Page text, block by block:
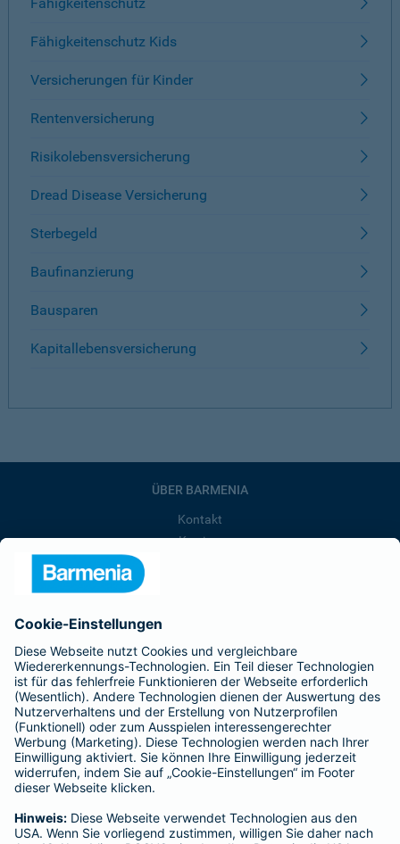
Fähigkeitenschutz Kids
Versicherungen für Kinder
Rentenversicherung
Risikolebensversicherung
Dread Disease Versicherung
Sterbegeld
Baufinanzierung
Bausparen
Kapitallebensversicherung
ÜBER BARMENIA
Kontakt
Karriere
Affiliate-Partner werden
Barmenia ist Teil der BarmeniaGothaer
BELIEBTE SEITEN
Kranken-Zusatzversicherung
Tierversicherungen
Haftpflichtversicherung
Hausratversicherung
SERVICE